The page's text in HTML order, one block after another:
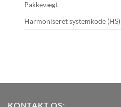
Pakkevægt
Harmoniseret systemkode (HS)